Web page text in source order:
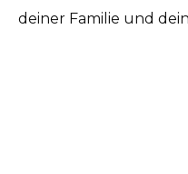
deiner Familie und